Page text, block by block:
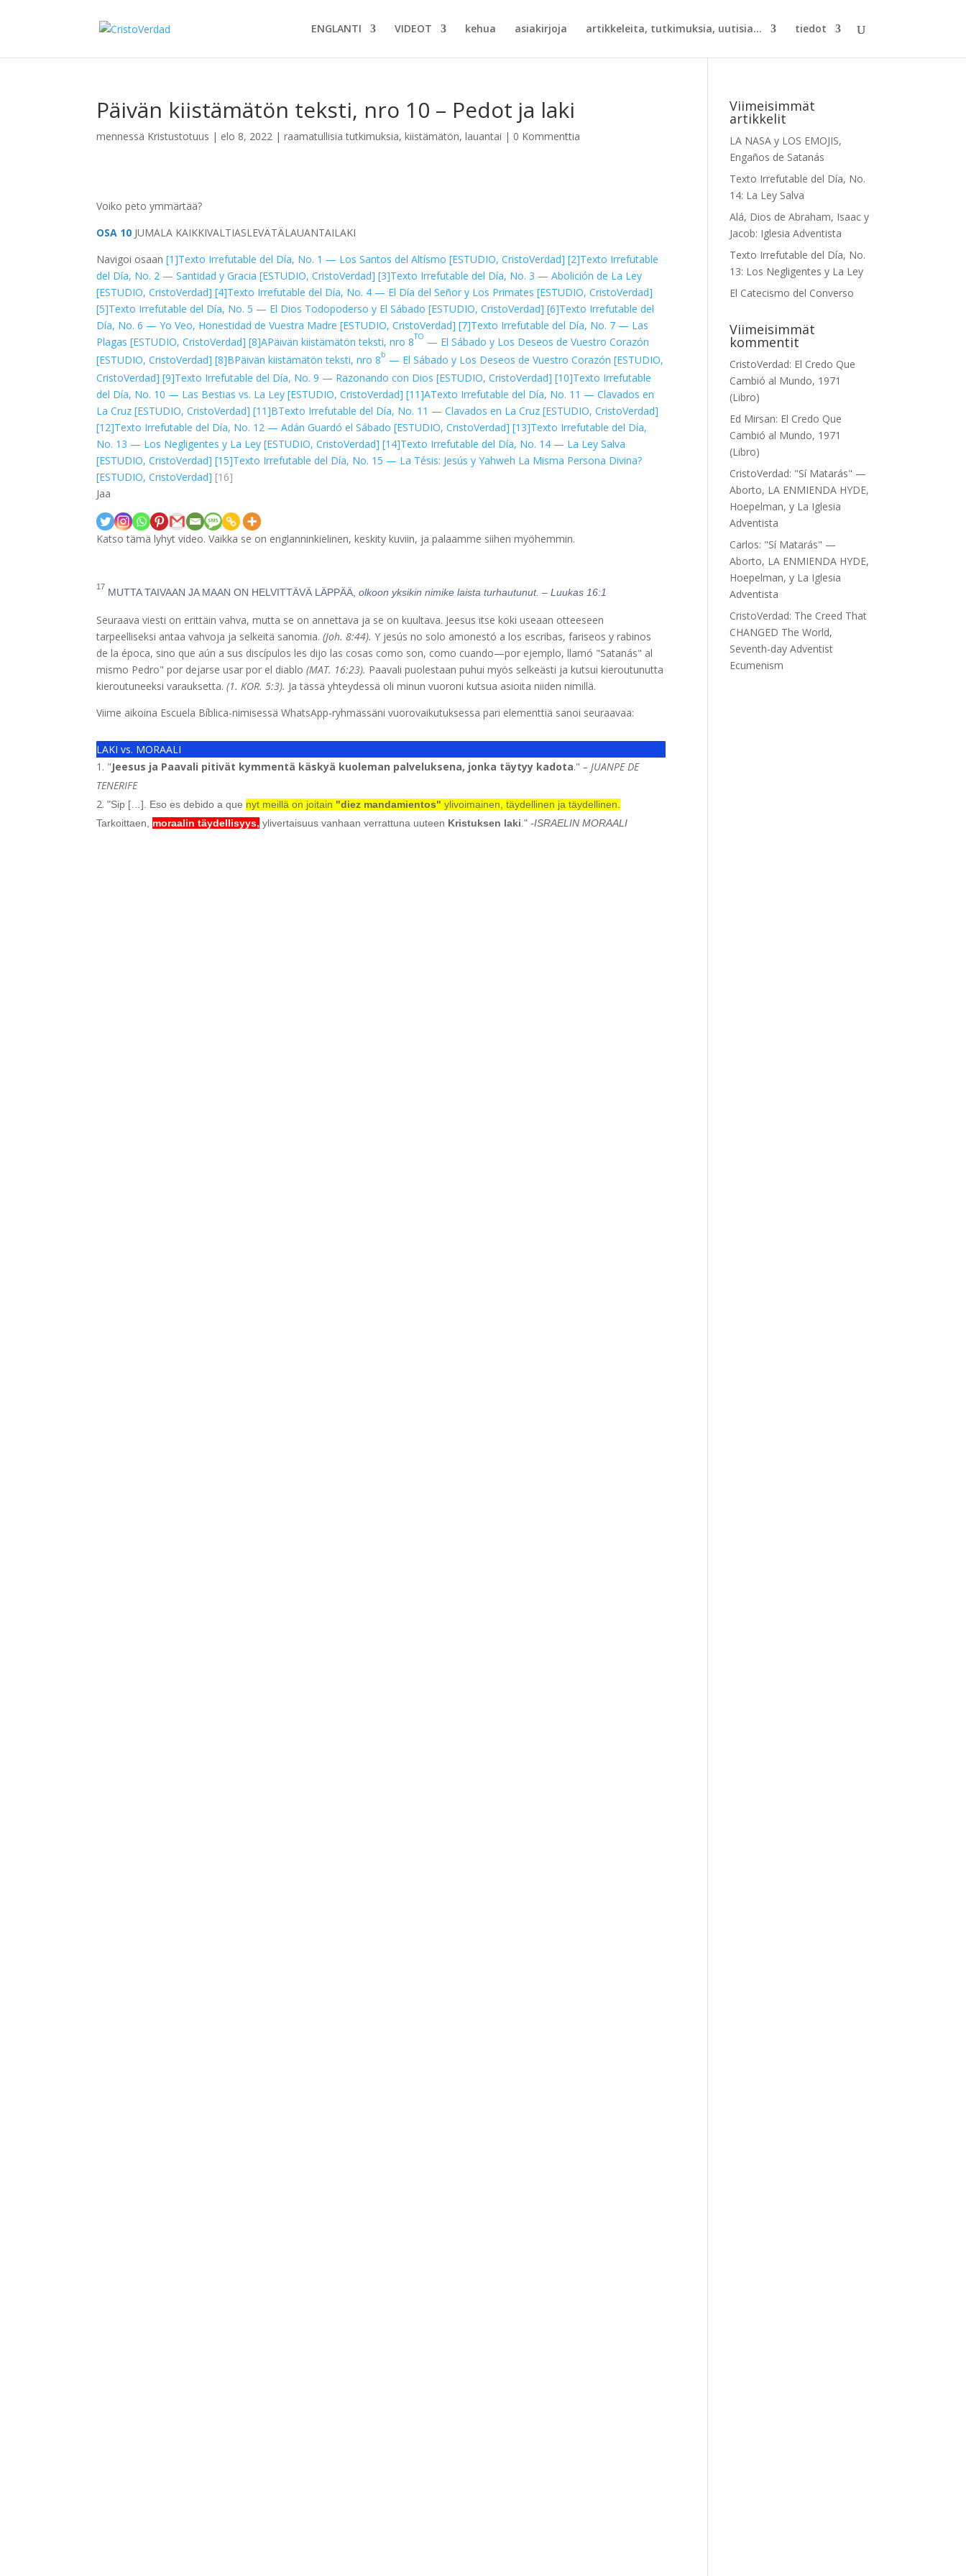
ENGLANTI VIDEOT kehua asiakirjoja artikkeleita, tutkimuksia, uutisia... tiedot
Päivän kiistämätön teksti, nro 10 – Pedot ja laki
mennessä Kristustotuus | elo 8, 2022 |raamatullisia tutkimuksia,kiistämätön,lauantai | 0 Kommenttia
Voiko peto ymmärtää?
OSA 10 JUMALA KAIKKIVALTIASLEVÄTÄLAUANTAILAKI
Navigoi osaan[1]Texto Irrefutable del Día, No. 1 — Los Santos del Altísmo [ESTUDIO, CristoVerdad] [2]Texto Irrefutable
del Día, No. 2 — Santidad y Gracia [ESTUDIO, CristoVerdad] [3]Texto Irrefutable del Día, No. 3 — Abolición de La Ley
[ESTUDIO, CristoVerdad] [4]Texto Irrefutable del Día, No. 4 — El Día del Señor y Los Primates [ESTUDIO, CristoVerdad]
[5]Texto Irrefutable del Día, No. 5 — El Dios Todopoderso y El Sábado [ESTUDIO, CristoVerdad] [6]Texto Irrefutable del
Día, No. 6 — Yo Veo, Honestidad de Vuestra Madre [ESTUDIO, CristoVerdad] [7]Texto Irrefutable del Día, No. 7 — Las
Plagas [ESTUDIO, CristoVerdad] [8]APäivän kiistämätön teksti, nro 8TO — El Sábado y Los Deseos de Vuestro Corazón
[ESTUDIO, CristoVerdad] [8]BPäivän kiistämätön teksti, nro 8b — El Sábado y Los Deseos de Vuestro Corazón [ESTUDIO,
CristoVerdad] [9]Texto Irrefutable del Día, No. 9 — Razonando con Dios [ESTUDIO, CristoVerdad] [10]Texto Irrefutable
del Día, No. 10 — Las Bestias vs. La Ley [ESTUDIO, CristoVerdad] [11]ATexto Irrefutable del Día, No. 11 — Clavados en
La Cruz [ESTUDIO, CristoVerdad] [11]BTexto Irrefutable del Día, No. 11 — Clavados en La Cruz [ESTUDIO, CristoVerdad]
[12]Texto Irrefutable del Día, No. 12 — Adán Guardó el Sábado [ESTUDIO, CristoVerdad] [13]Texto Irrefutable del Día,
No. 13 — Los Negligentes y La Ley [ESTUDIO, CristoVerdad] [14]Texto Irrefutable del Día, No. 14 — La Ley Salva
[ESTUDIO, CristoVerdad] [15]Texto Irrefutable del Día, No. 15 — La Tésis: Jesús y Yahweh La Misma Persona Divina?
[ESTUDIO, CristoVerdad] [16]
Jaa
Katso tämä lyhyt video. Vaikka se on englanninkielinen, keskity kuviin, ja palaamme siihen myöhemmin.
17 MUTTA TAIVAAN JA MAAN ON HELVITTÄVÄ LÄPPÄÄ,olkoon yksikin nimike laista turhautunut. – Luukas 16:1
Seuraava viesti on erittäin vahva, mutta se on annettava ja se on kuultava. Jeesus itse koki useaan otteeseen
tarpeelliseksi antaa vahvoja ja selkeitä sanomia.(Joh. 8:44).Y jesús no solo amonestó a los escribas, fariseos y rabinos
de la época, sino que aún a sus discípulos les dijo las cosas como son, como cuando—por ejemplo, llamó "Satanás" al
mismo Pedro" por dejarse usar por el diablo(MAT. 16:23). Paavali puolestaan puhui myös selkeästi ja kutsui kieroutunutta
kieroutuneeksi varauksetta.(1. KOR. 5:3). Ja tässä yhteydessä oli minun vuoroni kutsua asioita niiden nimillä.
Viime aikoina Escuela Bíblica-nimisessä WhatsApp-ryhmässäni vuorovaikutuksessa pari elementtiä sanoi seuraavaa:
LAKI vs. MORAALI
"Jeesus ja Paavali pitivät kymmentä käskyä kuoleman palveluksena, jonka täytyy kadota."– JUANPE DE
TENERIFE
"Sip […]. Eso es debido a que nyt meillä on joitain "diez mandamientos" ylivoimainen, täydellinen ja täydellinen.
Tarkoittaen, moraalin täydellisyys, ylivertaisuus vanhaan verrattuna uuteen Kristuksen laki ."-ISRAELIN MORAALI
Viimeisimmät
artikkelit
LA NASA y LOS EMOJIS,
Engaños de Satanás
Texto Irrefutable del Día, No.
14: La Ley Salva
Alá, Dios de Abraham, Isaac y
Jacob: Iglesia Adventista
Texto Irrefutable del Día, No.
13: Los Negligentes y La Ley
El Catecismo del Converso
Viimeisimmät
kommentit
CristoVerdad: El Credo Que
Cambió al Mundo, 1971
(Libro)
Ed Mirsan: El Credo Que
Cambió al Mundo, 1971
(Libro)
CristoVerdad: "Sí Matarás" —
Aborto, LA ENMIENDA HYDE,
Hoepelman, y La Iglesia
Adventista
Carlos: "Sí Matarás" —
Aborto, LA ENMIENDA HYDE,
Hoepelman, y La Iglesia
Adventista
CristoVerdad: The Creed That
CHANGED The World,
Seventh-day Adventist
Ecumenism